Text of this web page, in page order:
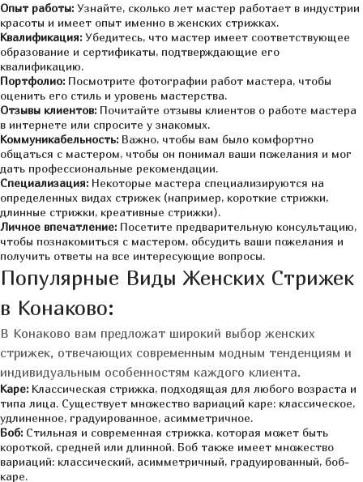
Опыт работы: Узнайте, сколько лет мастер работает в индустрии
красоты и имеет опыт именно в женских стрижках.
Квалификация: Убедитесь, что мастер имеет соответствующее
образование и сертификаты, подтверждающие его
квалификацию.
Портфолио: Посмотрите фотографии работ мастера, чтобы
оценить его стиль и уровень мастерства.
Отзывы клиентов: Почитайте отзывы клиентов о работе мастера
в интернете или спросите у знакомых.
Коммуникабельность: Важно, чтобы вам было комфортно
общаться с мастером, чтобы он понимал ваши пожелания и мог
дать профессиональные рекомендации.
Специализация: Некоторые мастера специализируются на
определенных видах стрижек (например, короткие стрижки,
длинные стрижки, креативные стрижки).
Личное впечатление: Посетите предварительную консультацию,
чтобы познакомиться с мастером, обсудить ваши пожелания и
получить ответы на все интересующие вопросы.
Популярные Виды Женских Стрижек
в Конаково:
В Конаково вам предложат широкий выбор женских
стрижек, отвечающих современным модным тенденциям и
индивидуальным особенностям каждого клиента.
Каре: Классическая стрижка, подходящая для любого возраста и
типа лица. Существует множество вариаций каре: классическое,
удлиненное, градуированное, асимметричное.
Боб: Стильная и современная стрижка, которая может быть
короткой, средней или длинной. Боб также имеет множество
вариаций: классический, асимметричный, градуированный, боб-
каре.